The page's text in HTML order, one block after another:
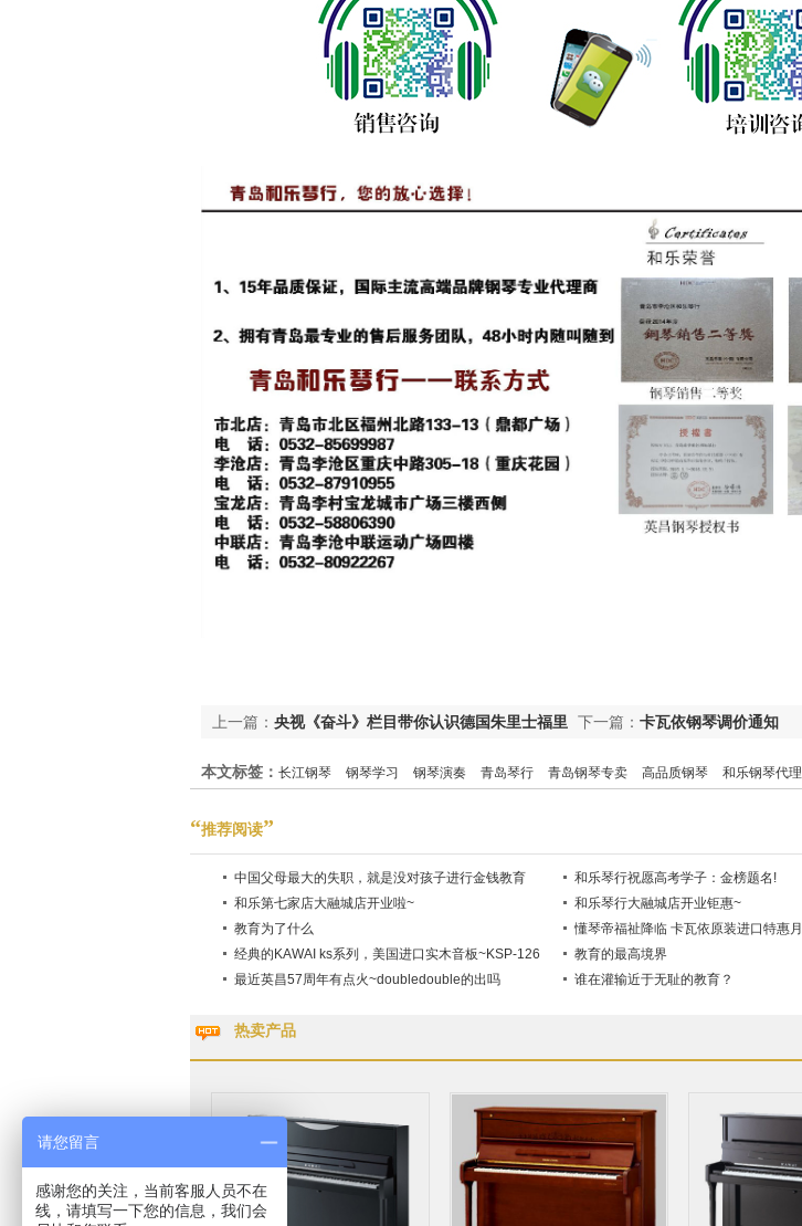
下一篇： 卡瓦依钢琴调价通知
上一篇： 央视《奋斗》栏目带你认识德国朱里士福里
本文标签： 长江钢琴 钢琴学习 钢琴演奏 青岛琴行 青岛钢琴专卖 高品质钢琴 和乐钢琴代理
“推荐阅读”
中国父母最大的失职，就是没对孩子进行金钱教育
和乐琴行祝愿高考学子：金榜题名!
和乐第七家店大融城店开业啦~
和乐琴行大融城店开业钜惠~
教育为了什么
懂琴帝福祉降临 卡瓦依原装进口特惠月
经典的KAWAI ks系列，美国进口实木音板~KSP-126
教育的最高境界
最近英昌57周年有点火~doubledouble的出吗
谁在灌输近于无耻的教育？
热卖产品
请您留言
感谢您的关注，当前客服人员不在
线，请填写一下您的信息，我们会